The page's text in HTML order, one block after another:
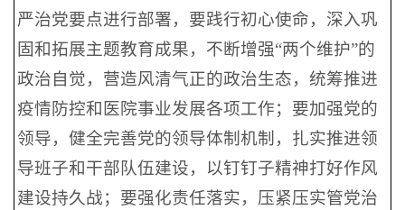
严治党要点进行部署，要践行初心使命，深入巩
固和拓展主题教育成果，不断增强“两个维护”的
政治自觉，营造风清气正的政治生态，统筹推进
疫情防控和医院事业发展各项工作；要加强党的
领导，健全完善党的领导体制机制，扎实推进领
导班子和干部队伍建设，以钉钉子精神打好作风
建设持久战；要强化责任落实，压紧压实管党治